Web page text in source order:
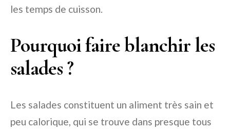
les temps de cuisson.
Pourquoi faire blanchir les
salades ?
Les salades constituent un aliment très sain et
peu calorique, qui se trouve dans presque tous